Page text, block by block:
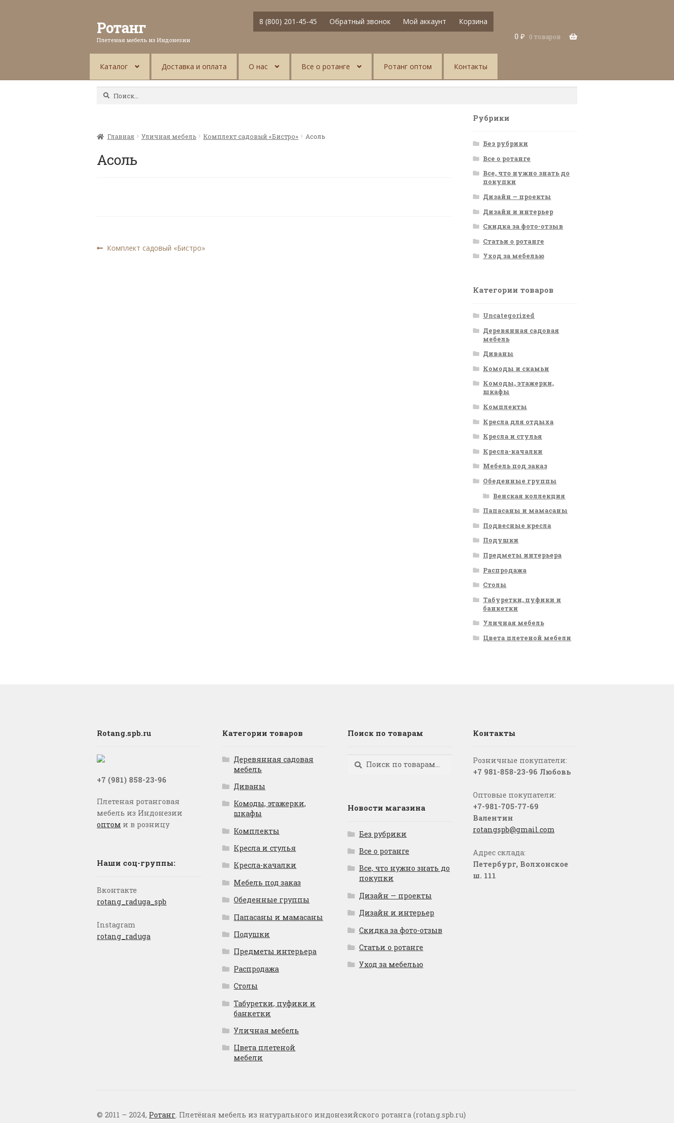
Ротанг
Плетеная мебель из Индонезии
8 (800) 201-45-45 Обратный звонок Мой аккаунт
Корзина
0 ₽ 0 товаров
Каталог Доставка и оплата О нас Все о ротанге Ротанг оптом Контакты
Найти:
Главная Уличная мебель Комплект садовый «Бистро» Асоль
Асоль
Навигация
Предыдущая
Комплект садовый «Бистро»
Рубрики
Без рубрики
Все о ротанге
Все, что нужно знать до
покупки
Дизайн — проекты
Дизайн и интерьер
Скидка за фото-отзыв
Статьи о ротанге
Уход за мебелью
Категории товаров
Uncategorized
Деревянная садовая
мебель
Диваны
Комоды и скамьи
Комоды, этажерки,
шкафы
Комплекты
Кресла для отдыха
Кресла и стулья
Кресла-качалки
Мебель под заказ
Обеденные группы
Венская коллекция
Папасаны и мамасаны
Подвесные кресла
Подушки
Предметы интерьера
Распродажа
Столы
Табуретки, пуфики и
банкетки
Уличная мебель
Цвета плетеной мебели
Rotang.spb.ru
+7 (981) 858-23-96
Плетеная ротанговая
мебель из Индонезии
оптом и в розницу
Наши соц-группы:
Вконтакте
rotang_raduga_spb
Instagram
rotang_raduga
Категории товаров
Деревянная садовая
мебель
Диваны
Комоды, этажерки,
шкафы
Комплекты
Кресла и стулья
Кресла-качалки
Мебель под заказ
Обеденные группы
Папасаны и мамасаны
Подушки
Предметы интерьера
Распродажа
Столы
Табуретки, пуфики и
банкетки
Уличная мебель
Цвета плетеной
мебели
Поиск по товарам
Искать:
Поиск
Новости магазина
Без рубрики
Все о ротанге
Все, что нужно знать до
покупки
Дизайн — проекты
Дизайн и интерьер
Скидка за фото-отзыв
Статьи о ротанге
Уход за мебелью
Контакты
Розничные покупатели:
+7 981-858-23-96 Любовь
Оптовые покупатели:
+7-981-705-77-69
Валентин
rotangspb@gmail.com
Адрес склада:
Петербург, Волхонское
ш. 111
© 2011 – 2024, Ротанг. Плетёная мебель из натурального индонезийского ротанга (rotang.spb.ru)